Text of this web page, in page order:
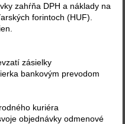
zahŕňa DPH a náklady na
forintoch (HUF).
zásielky
bankovým prevodom
kuriéra
objednávky odmenové